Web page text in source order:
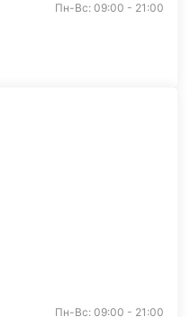
Пн-Вс: 09:00 - 21:00
Пн-Вс: 09:00 - 21:00